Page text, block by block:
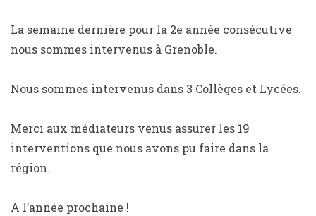
La semaine dernière pour la 2e année consécutive
nous sommes intervenus à Grenoble.
Nous sommes intervenus dans 3 Collèges et Lycées.
Merci aux médiateurs venus assurer les 19
interventions que nous avons pu faire dans la
région.
A l’année prochaine !